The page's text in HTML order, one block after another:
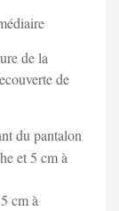
de la
de
du pantalon
et 5 cm à
cm à